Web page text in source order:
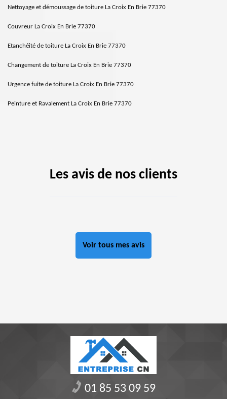
Nettoyage et démoussage de toiture La Croix En Brie 77370
Couvreur La Croix En Brie 77370
Etanchéité de toiture La Croix En Brie 77370
Changement de toiture La Croix En Brie 77370
Urgence fuite de toiture La Croix En Brie 77370
Peinture et Ravalement La Croix En Brie 77370
Les avis de nos clients
Voir tous mes avis
01 85 53 09 59